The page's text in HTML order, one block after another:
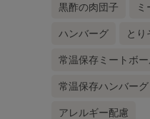
黒酢の肉団子
ハンバーグ とり
常温保存ミートボ
常温保存ハンバーグ
アレルギー配慮